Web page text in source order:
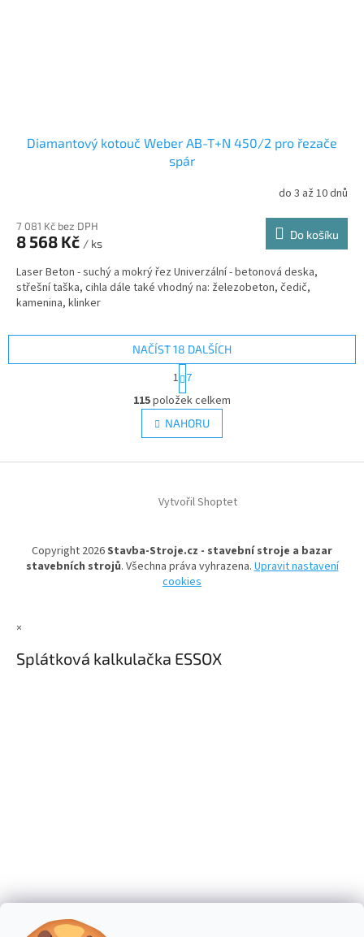
Diamantový kotouč Weber AB-T+N 450/2 pro řezače
spár
do 3 až 10 dnů
7 081 Kč bez DPH
8 568 Kč / ks
Do košíku
Laser Beton - suchý a mokrý řez Univerzální - betonová deska,
střešní taška, cihla dále také vhodný na: železobeton, čedič,
kamenina, klinker
O
v
l
á
í
v
k
y
v
s
u
NAČÍST 18 DALŠÍCH
S
t
r
á
n
k
v
n
í
1 7
115položek celkem
NAHORU
Vytvořil Shoptet
Copyright 2026Stavba-Stroje.cz - stavební stroje a bazar
stavebních strojů. Všechna práva vyhrazena. Upravit nastavení
cookies
×
Splátková kalkulačka ESSOX